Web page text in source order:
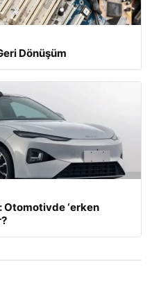
Dönüşüm
Otomotivde ‘erken